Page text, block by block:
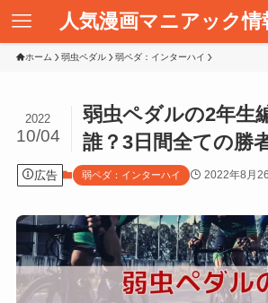
人気漫画マニアック
ホーム 弱虫ペダル 弱ペダ：インターハイ
弱虫ペダルの2年生
誰？3日間全ての勝
2022
10/04
広告 弱ペダ：インターハイ 2022年8月